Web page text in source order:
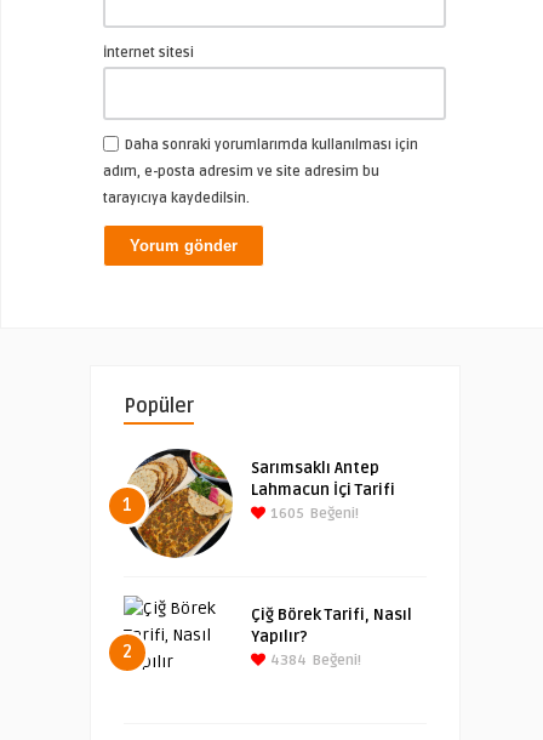
İnternet sitesi
Daha sonraki yorumlarımda kullanılması için
adım, e-posta adresim ve site adresim bu
tarayıcıya kaydedilsin.
Popüler
1
Sarımsaklı Antep
Lahmacun İçi Tarifi
1605 Beğeni!
2
Çiğ Börek Tarifi, Nasıl
Yapılır?
4384 Beğeni!